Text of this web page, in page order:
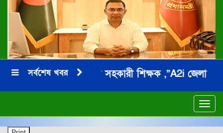
সর্বশেষ খবর
জনাব মনিরুল ইসলাম সহকারী শিক্ষক ,”A2i জেলা